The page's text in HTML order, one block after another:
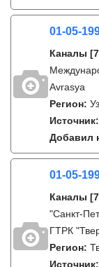
01-05-
Каналы
Avrasya
Регион:
Источник:
Добавил
01-05-
Каналы
"Санкт-
ГТРК
Регион:
Источник: